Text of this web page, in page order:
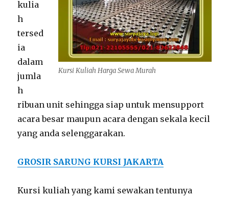
Kursi Kuliah Harga Sewa Murah
kulia
h
tersed
ia
dalam
jumla
h
ribuan unit sehingga siap untuk mensupport
acara besar maupun acara dengan sekala kecil
yang anda selenggarakan.
GROSIR SARUNG KURSI JAKARTA
Kursi kuliah yang kami sewakan tentunya